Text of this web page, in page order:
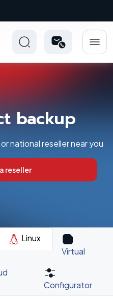
backup
national reseller near you
reseller
Linux
Virtual
Configurator